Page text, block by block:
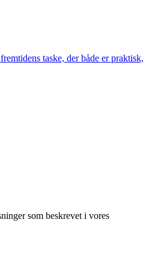
taske, der både er praktisk,
som beskrevet i vores